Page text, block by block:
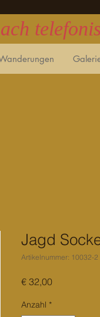
Jagd
Artikelnummer: 10032-2
€ 32,00Preis
Anzahl *